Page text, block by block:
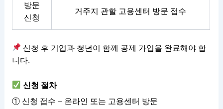
방문
신청
거주지 관할 고용센터 방문 접수
신청 후 기업과 청년이 함께 공제 가입을 완료해야 합
니다.
신청 절차
① 신청 접수 – 온라인 또는 고용센터 방문